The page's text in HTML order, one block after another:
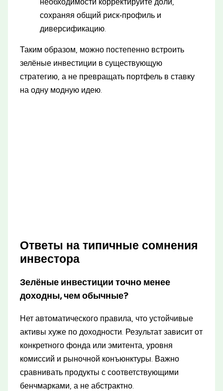
сохраняя общий риск‑профиль и
диверсификацию.
Таким образом, можно постепенно встроить
зелёные инвестиции в существующую
стратегию, а не превращать портфель в ставку
на одну модную идею.
Ответы на типичные сомнения
инвестора
Зелёные инвестиции точно менее
доходны, чем обычные?
Нет автоматического правила, что устойчивые
активы хуже по доходности. Результат зависит от
конкретного фонда или эмитента, уровня
комиссий и рыночной конъюнктуры. Важно
сравнивать продукты с соответствующими
бенчмарками, а не абстрактно.